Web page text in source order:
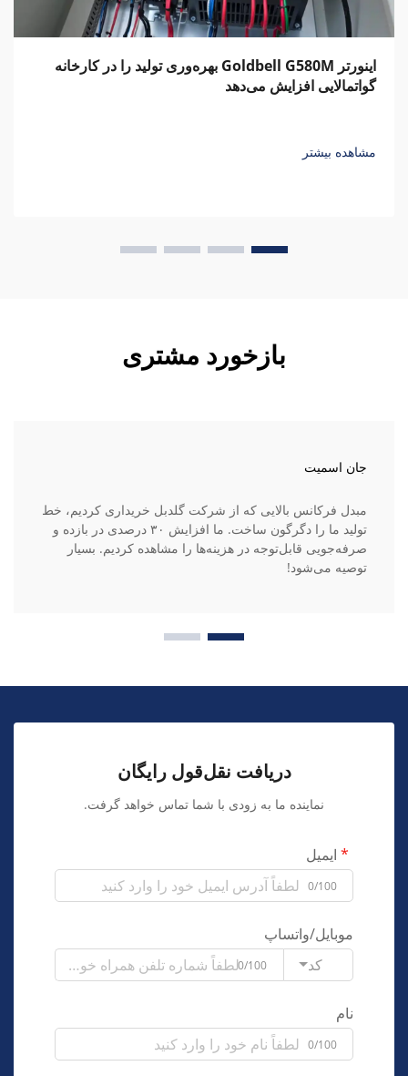
اینورتر Goldbell G580M بهره‌وری تولید را در کارخانه
گواتمالایی افزایش می‌دهد
مشاهده بیشتر
بازخورد مشتری
جان اسمیت
مبدل فرکانس بالایی که از شرکت گلدبل خریداری کردیم، خط
تولید ما را دگرگون ساخت. ما افزایش ۳۰ درصدی در بازده و
صرفه‌جویی قابل‌توجه در هزینه‌ها را مشاهده کردیم. بسیار
توصیه می‌شود!
دریافت نقل‌قول رایگان
نماینده ما به زودی با شما تماس خواهد گرفت.
ایمیل
0/100
موبایل/واتساپ
کد
0/100
نام
0/100